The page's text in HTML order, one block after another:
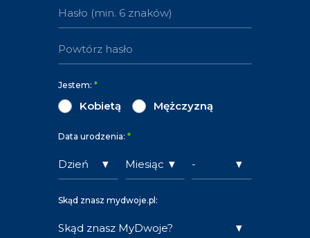
Jestem: *
Kobietą Mężczyzną
Data urodzenia: *
Skąd znasz mydwoje.pl: